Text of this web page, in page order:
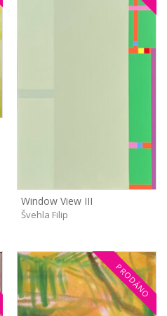
Window View III
Švehla Filip
PRODÁNO